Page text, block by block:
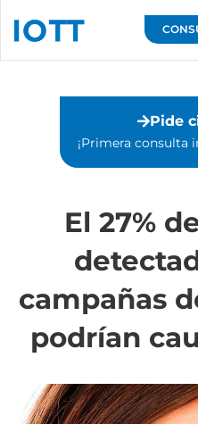
contenido
Pide
¡Primera consulta
El 27%
campañas
podrían